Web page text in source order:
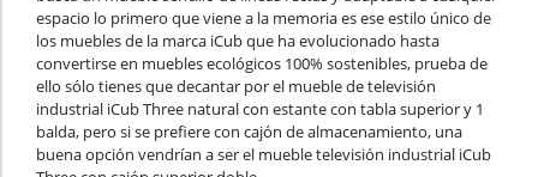
espacio lo primero que viene a la memoria es ese estilo único de
los muebles de la marca iCub que ha evolucionado hasta
convertirse en muebles ecológicos 100% sostenibles, prueba de
ello sólo tienes que decantar por el mueble de televisión
industrial iCub Three natural con estante con tabla superior y 1
balda, pero si se prefiere con cajón de almacenamiento, una
buena opción vendrían a ser el mueble televisión industrial iCub